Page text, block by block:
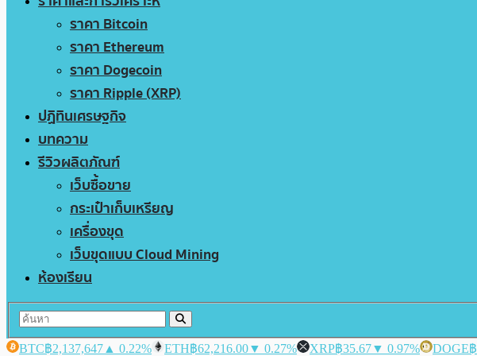
ราคา Bitcoin
ราคา Ethereum
ราคา Dogecoin
ราคา Ripple (XRP)
ปฏิทินเศรษฐกิจ
บทความ
รีวิวผลิตภัณฑ์
เว็บซื้อขาย
กระเป๋าเก็บเหรียญ
เครื่องขุด
เว็บขุดแบบ Cloud Mining
ห้องเรียน
BTC฿2,137,647 ▲ 0.22% ETH฿62,216.00▼ 0.27% XRP฿35.67▼ 0.97% DOGE